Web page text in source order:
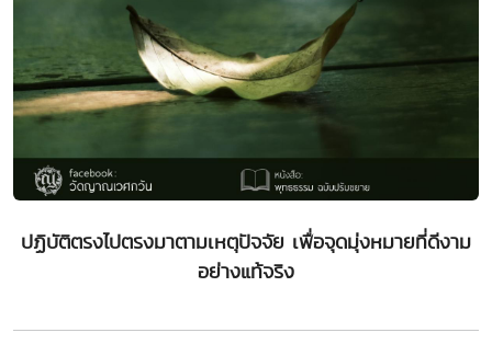
ปฏิบัติตรงไปตรงมาตามเหตุปัจจัย เพื่อจุดมุ่งหมายที่ดีงาม
อย่างแท้จริง